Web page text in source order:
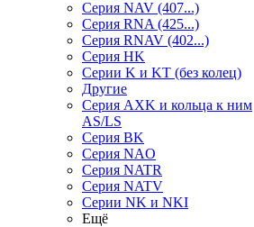
Серия NAV (407...)
Серия RNA (425...)
Серия RNAV (402...)
Серия HK
Серии K и KT (без колец)
Другие
Серия AXK и кольца к ним
AS/LS
Серия BK
Серия NAO
Серия NATR
Серия NATV
Серии NK и NKI
Ещё